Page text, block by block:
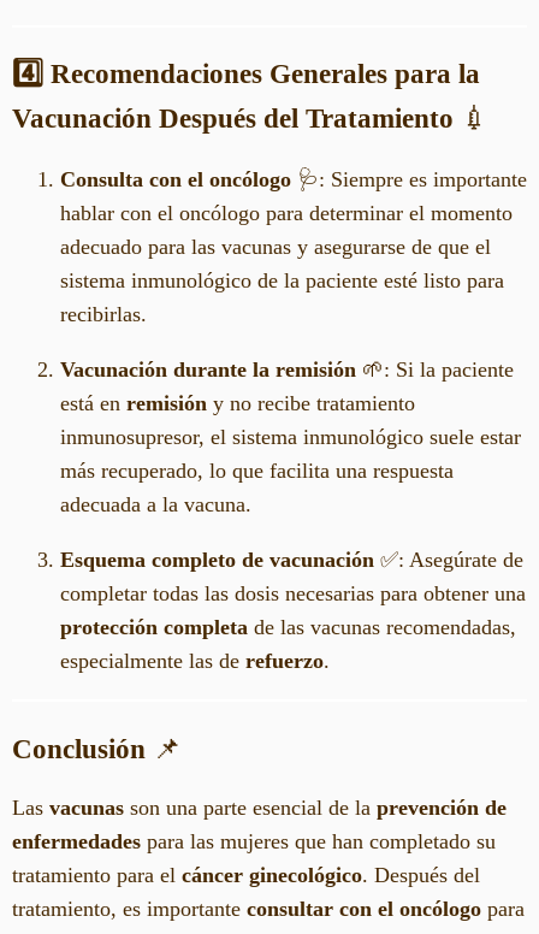
4️⃣ Recomendaciones Generales para la
Vacunación Después del Tratamiento 💉
Consulta con el oncólogo 🩺: Siempre es importante
hablar con el oncólogo para determinar el momento
adecuado para las vacunas y asegurarse de que el
sistema inmunológico de la paciente esté listo para
recibirlas.
Vacunación durante la remisión 🌱: Si la paciente
está en remisión y no recibe tratamiento
inmunosupresor, el sistema inmunológico suele estar
más recuperado, lo que facilita una respuesta
adecuada a la vacuna.
Esquema completo de vacunación ✅: Asegúrate de
completar todas las dosis necesarias para obtener una
protección completa de las vacunas recomendadas,
especialmente las de refuerzo.
Conclusión 📌
Las vacunas son una parte esencial de la prevención de
enfermedades para las mujeres que han completado su
tratamiento para el cáncer ginecológico. Después del
tratamiento, es importante consultar con el oncólogo para